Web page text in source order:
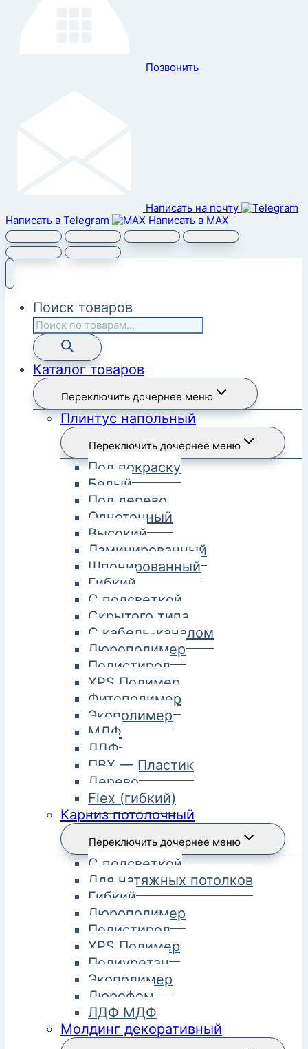
Позвонить
Написать на почту
Написать в Telegram
Написать в MAX
Поиск товаров
Каталог товаров
Переключить дочернее меню
Плинтус напольный
Переключить дочернее меню
Под покраску
Белый
Под дерево
Однотонный
Высокий
Ламинированный
Шпонированный
Гибкий
С подсветкой
Скрытого типа
С кабель-каналом
Дюрополимер
Полистирол
XPS Полимер
Фитополимер
Экополимер
МДФ
ЛДФ
ПВХ — Пластик
Дерево
Flex (гибкий)
Карниз потолочный
Переключить дочернее меню
С подсветкой
Для натяжных потолков
Гибкий
Дюрополимер
Полистирол
XPS Полимер
Полиуретан
Экополимер
Дюрофом
ЛДФ МДФ
Молдинг декоративный